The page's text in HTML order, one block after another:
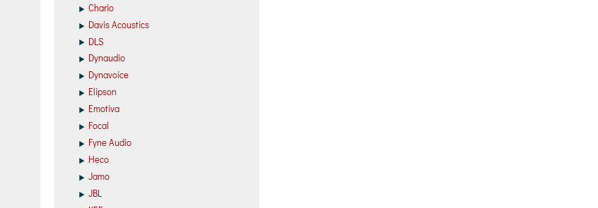
Chario
Davis Acoustics
DLS
Dynaudio
Dynavoice
Elipson
Emotiva
Focal
Fyne Audio
Heco
Jamo
JBL